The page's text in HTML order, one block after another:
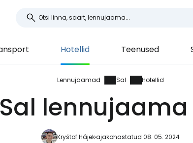
Hotellid Teenused
Lennujaamad Sal Hotellid
Kryštof Hájekajakohastatud 08. 05. 2024